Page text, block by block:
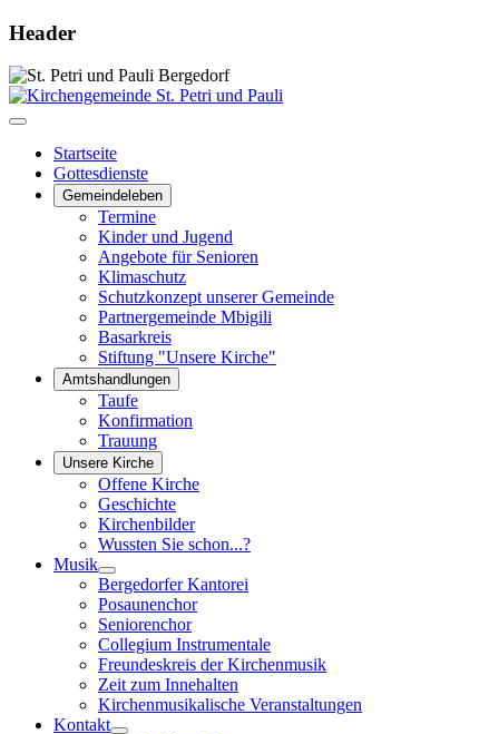
Header
Startseite
Gottesdienste
Gemeindeleben
Termine
Kinder und Jugend
Angebote für Senioren
Klimaschutz
Schutzkonzept unserer Gemeinde
Partnergemeinde Mbigili
Basarkreis
Stiftung "Unsere Kirche"
Amtshandlungen
Taufe
Konfirmation
Trauung
Unsere Kirche
Offene Kirche
Geschichte
Kirchenbilder
Wussten Sie schon...?
Musik
Bergedorfer Kantorei
Posaunenchor
Seniorenchor
Collegium Instrumentale
Freundeskreis der Kirchenmusik
Zeit zum Innehalten
Kirchenmusikalische Veranstaltungen
Kontakt